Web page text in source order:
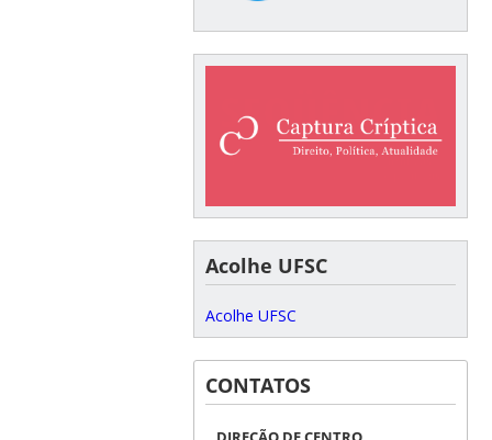
Acolhe UFSC
Acolhe UFSC
CONTATOS